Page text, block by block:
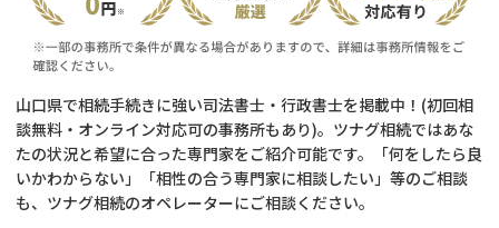
遺言書作成・遺言執行
相続登記
遺留分侵害額請求
相続手続き
費用相場
コラム
相続手続き
遺言
山口県で相続手続きに強い司法書士・行政書士を掲載中！(初回相
談無料・オンライン対応可の事務所もあり)。ツナグ相続ではあな
たの状況と希望に合った専門家をご紹介可能です。「何をしたら良
いかわからない」「相性の合う専門家に相談したい」等のご相談
も、ツナグ相続のオペレーターにご相談ください。